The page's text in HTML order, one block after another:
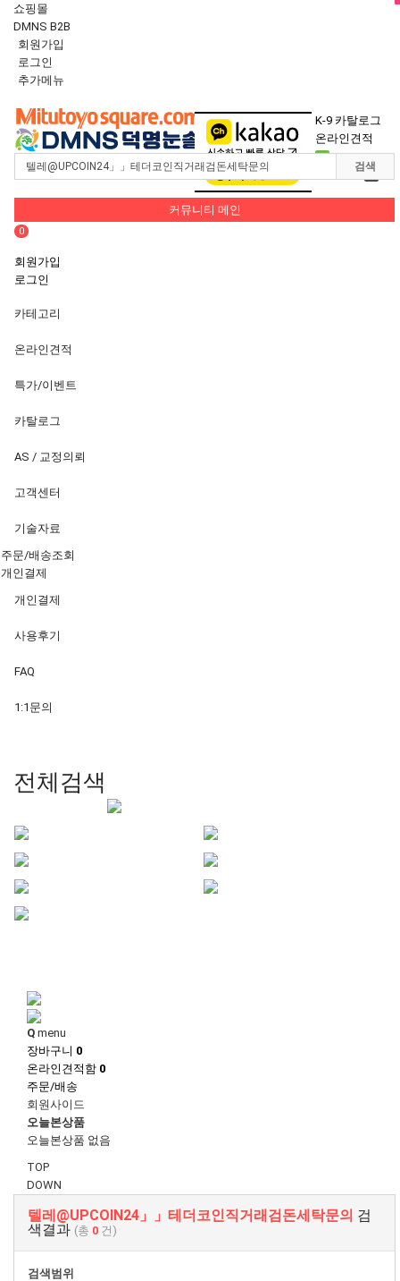
쇼핑몰
DMNS B2B
회원가입
로그인
추가메뉴
navigation
K-9 카탈로그
온라인견적
0
장바구니 0
검색
커뮤니티 메인
0
회원가입
로그인
카테고리
온라인견적
특가/이벤트
카탈로그
AS / 교정의뢰
고객센터
기술자료
주문/배송조회
개인결제
개인결제
사용후기
FAQ
1:1문의
전체검색
1
Q menu
장바구니 0
온라인견적함 0
주문/배송
회원사이드
오늘본상품
오늘본상품 없음
TOP
DOWN
텔레@UPCOIN24」」테더코인직거래검돈세탁문의 검
색결과 (총 0 건)
검색범위